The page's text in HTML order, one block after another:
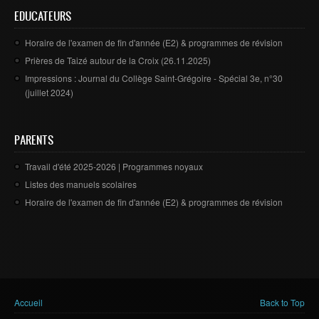
EDUCATEURS
Horaire de l'examen de fin d'année (E2) & programmes de révision
Prières de Taizé autour de la Croix (26.11.2025)
Impressions : Journal du Collège Saint-Grégoire - Spécial 3e, n°30
(juillet 2024)
PARENTS
Travail d'été 2025-2026 | Programmes noyaux
Listes des manuels scolaires
Horaire de l'examen de fin d'année (E2) & programmes de révision
Vous êtes ici
Accueil Back to Top